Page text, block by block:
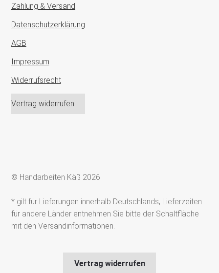
Zahlung & Versand
Datenschutzerklärung
AGB
Impressum
Widerrufsrecht
Vertrag widerrufen
© Handarbeiten Käß 2026
* gilt für Lieferungen innerhalb Deutschlands, Lieferzeiten
für andere Länder entnehmen Sie bitte der Schaltfläche
mit den Versandinformationen.
Vertrag widerrufen